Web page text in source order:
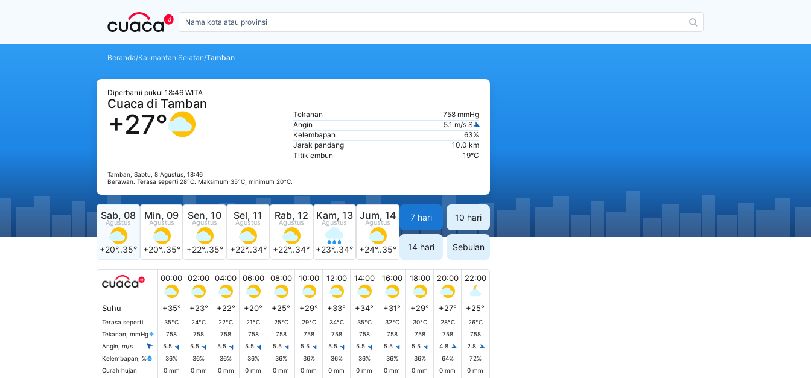
Beranda/Kalimantan Selatan/Tamban
Diperbarui pukul 18:46 WITA
Cuaca di Tamban
+27°
Tamban, Sabtu, 8 Agustus, 18:46
Berawan. Terasa seperti 28°C. Maksimum 35°C, minimum 20°C.
Tekanan
758 mmHg
Angin
5.1 m/s S
Kelembapan
63%
Jarak pandang
10.0 km
Titik embun
19°C
Sab, 08
Agustus
+20°..35°
Min, 09
Agustus
+20°..35°
Sen, 10
Agustus
+22°..35°
Sel, 11
Agustus
+22°..34°
Rab, 12
Agustus
+22°..34°
Kam, 13
Agustus
+23°..34°
Jum, 14
Agustus
+24°..35°
7 hari 10 hari
14 hari Sebulan
00:00 02:00 04:00 06:00 08:00 10:00 12:00 14:00 16:00 18:00 20:00 22:00
Suhu +35° +23° +22° +20° +25° +29° +33° +34° +31° +29° +27° +25°
Terasa seperti 35°C 24°C 22°C 21°C 25°C 29°C 34°C 35°C 32°C 30°C 28°C
26°C
Tekanan, mmHg
758 758 758 758 758 758 758 758 758 758 758
758
Angin, m/s
5.5 5.5 5.5 5.5 5.5 5.5 5.5 5.5 5.5 5.5 4.8
2.8
Kelembapan, %
36% 36% 36% 36% 36% 36% 36% 36% 36% 36% 64%
72%
Curah hujan
0 mm 0 mm 0 mm 0 mm 0 mm 0 mm 0 mm 0 mm 0 mm 0 mm 0 mm
0 mm